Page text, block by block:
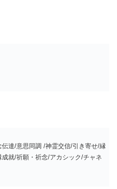
達/意思同調 /神霊交信/引き寄せ/縁
就/祈願・祈念/アカシック/チャネ